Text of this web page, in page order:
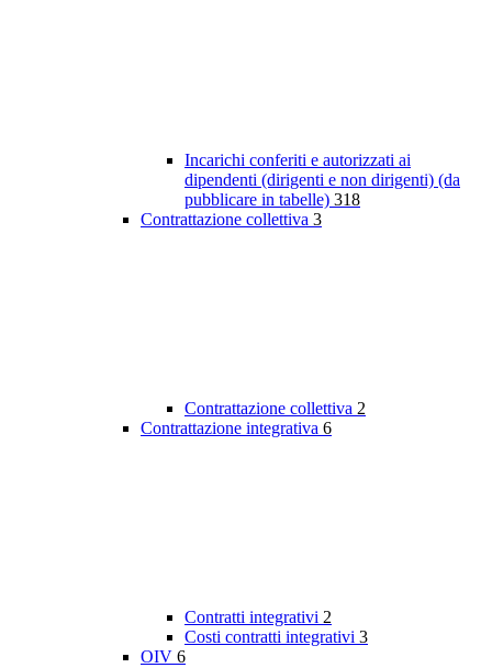
Incarichi conferiti e autorizzati ai
dipendenti (dirigenti e non dirigenti) (da
pubblicare in tabelle) 318
Contrattazione collettiva 3
Contrattazione collettiva 2
Contrattazione integrativa 6
Contratti integrativi 2
Costi contratti integrativi 3
OIV 6